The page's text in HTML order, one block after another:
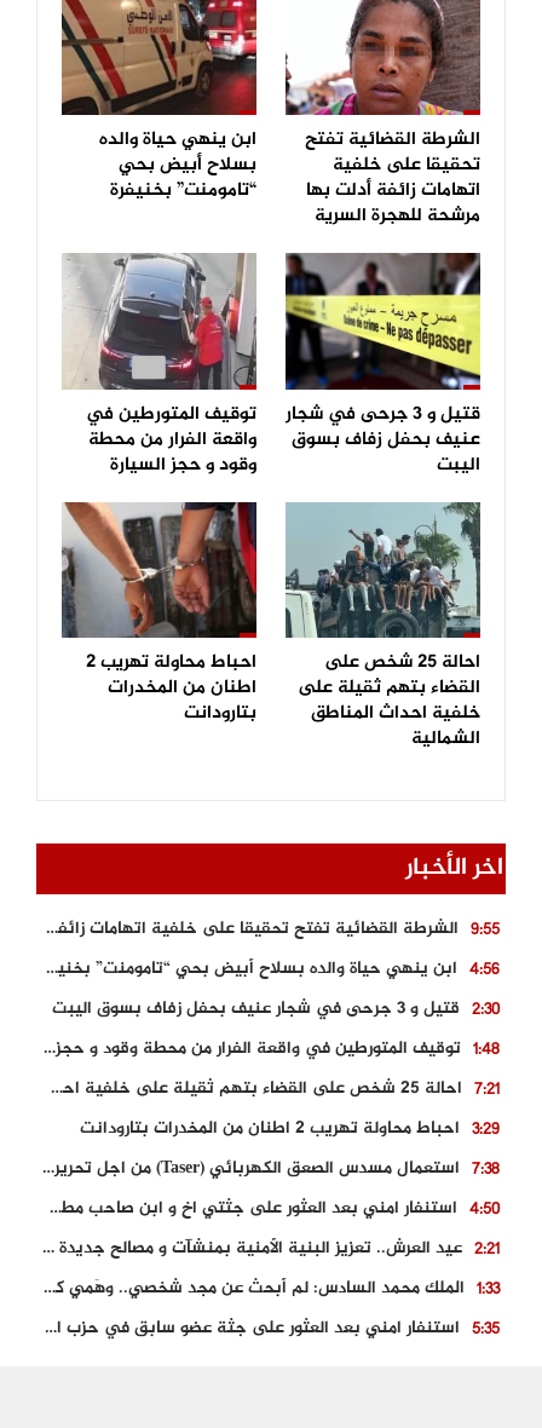
الشرطة القضائية تفتح
تحقيقا على خلفية
اتهامات زائفة أدلت بها
مرشحة للهجرة السرية
ابن ينهي حياة والده
بسلاح أبيض بحي
“تامومنت” بخنيفرة
قتيل و 3 جرحى في شجار
عنيف بحفل زفاف بسوق
اليبت
توقيف المتورطين في
واقعة الفرار من محطة
وقود و حجز السيارة
احالة 25 شخص على
القضاء بتهم ثقيلة على
خلفية احداث المناطق
الشمالية
احباط محاولة تهريب 2
اطنان من المخدرات
بتارودانت
اخر الأخبار
9:55
الشرطة القضائية تفتح تحقيقا على خلفية اتهامات زائفة أدلت بها مرشحة للهجرة السرية
4:56
ابن ينهي حياة والده بسلاح أبيض بحي “تامومنت” بخنيفرة
2:30 قتيل و 3 جرحى في شجار عنيف بحفل زفاف بسوق اليبت
1:48
توقيف المتورطين في واقعة الفرار من محطة وقود و حجز السيارة
7:21
احالة 25 شخص على القضاء بتهم ثقيلة على خلفية احداث المناطق الشمالية
3:29 احباط محاولة تهريب 2 اطنان من المخدرات بتارودانت
7:38
استعمال مسدس الصعق الكهربائي (Taser) من اجل تحرير شابة محتجزة
4:50
استنفار امني بعد العثور على جثتي اخ و ابن صاحب مطعم اسماك مشهور بطنجة
2:21
عيد العرش.. تعزيز البنية الأمنية بمنشآت و مصالح جديدة بكل من الحسيمة – فاس و الناظور
1:33
الملك محمد السادس: لم أبحث عن مجد شخصي.. وهَمي كرامة المغاربة
5:35
استنفار امني بعد العثور على جثة عضو سابق في حزب المصباح بالقنيطرة..